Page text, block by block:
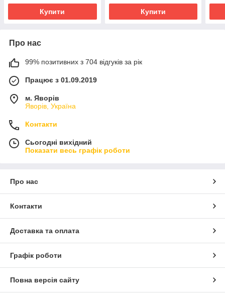
Купити Купити
Про нас
99% позитивних з 704 відгуків за рік
Працює з 01.09.2019
м. Яворів
Яворів, Україна
Контакти
Сьогодні вихідний
Показати весь графік роботи
Про нас
Контакти
Доставка та оплата
Графік роботи
Повна версія сайту